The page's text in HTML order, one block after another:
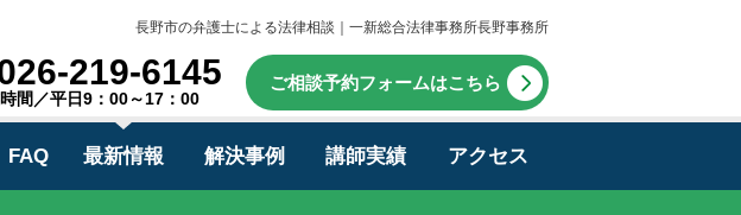
長野市の弁護士による法律相談｜一新総合法律事務所長野事務所
219-6145
間／平日9：00～17：00
ご相談予約フォームはこちら
FAQ 最新情報 解決事例 講師実績 アクセス